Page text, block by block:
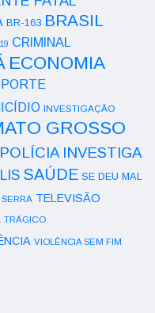
BR-163 BRASIL
CRIMINAL
ECONOMIA
INVESTIGAÇÃO
GROSSO
POLÍCIA INVESTIGA
SAÚDE SE DEU MAL
TELEVISÃO
TRÁGICO
VIOLÊNCIA SEM FIM